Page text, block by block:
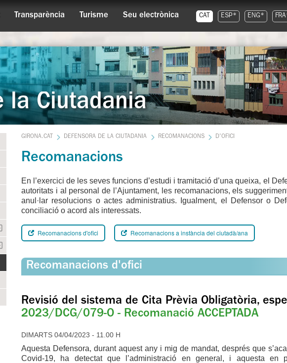
Transparència Turisme Seu electrònica CAT ESP* ENG*
la Ciutadania
GIRONA.CAT DEFENSORA DE LA CIUTADANIA RECOMANACIONS D'OFICI
Recomanacions
En l’exercici de les seves funcions d’estudi i tramitació d’una queixa, el
autoritats i al personal de l’Ajuntament, les recomanacions, els
anul·lar resolucions o actes administratius. Igualment, el Defensor o
conciliació o acord als interessats.
Recomanacions d'ofici Recomanacions a instància del ciutadà/ana
Recomanacions d'ofici
Revisió del sistema de Cita Prèvia Obligatòria,
2023/DCG/079-O - Recomanació ACCEPTADA
DIMARTS 04/04/2023 - 11.00 H
Aquesta Defensora, durant aquest any i mig de mandat, després que
Covid-19, ha detectat que l’administració en general, i aquesta en